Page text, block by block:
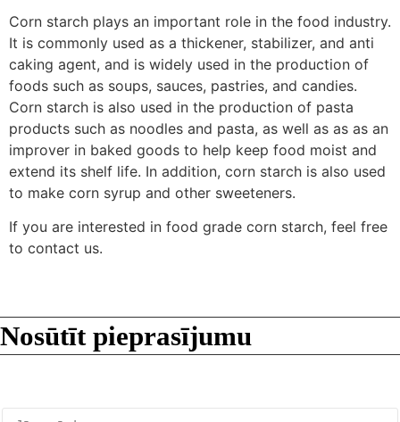
Corn starch plays an important role in the food industry.
It is commonly used as a thickener, stabilizer, and anti
caking agent, and is widely used in the production of
foods such as soups, sauces, pastries, and candies.
Corn starch is also used in the production of pasta
products such as noodles and pasta, as well as as as an
improver in baked goods to help keep food moist and
extend its shelf life. In addition, corn starch is also used
to make corn syrup and other sweeteners.
If you are interested in food grade corn starch, feel free
to contact us.
Nosūtīt pieprasījumu